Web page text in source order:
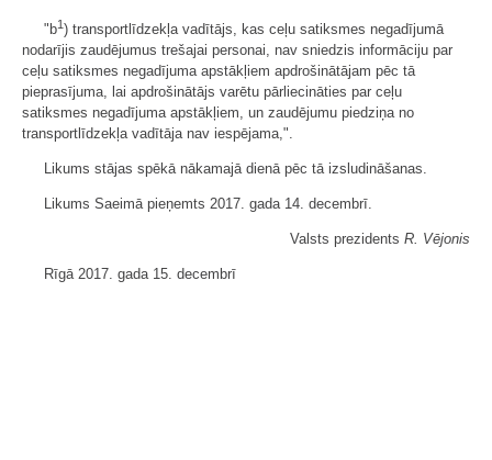
"b1) transportlīdzekļa vadītājs, kas ceļu satiksmes negadījumā
nodarījis zaudējumus trešajai personai, nav sniedzis informāciju par
ceļu satiksmes negadījuma apstākļiem apdrošinātājam pēc tā
pieprasījuma, lai apdrošinātājs varētu pārliecināties par ceļu
satiksmes negadījuma apstākļiem, un zaudējumu piedziņa no
transportlīdzekļa vadītāja nav iespējama,".
Likums stājas spēkā nākamajā dienā pēc tā izsludināšanas.
Likums Saeimā pieņemts 2017. gada 14. decembrī.
Valsts prezidents R. Vējonis
Rīgā 2017. gada 15. decembrī